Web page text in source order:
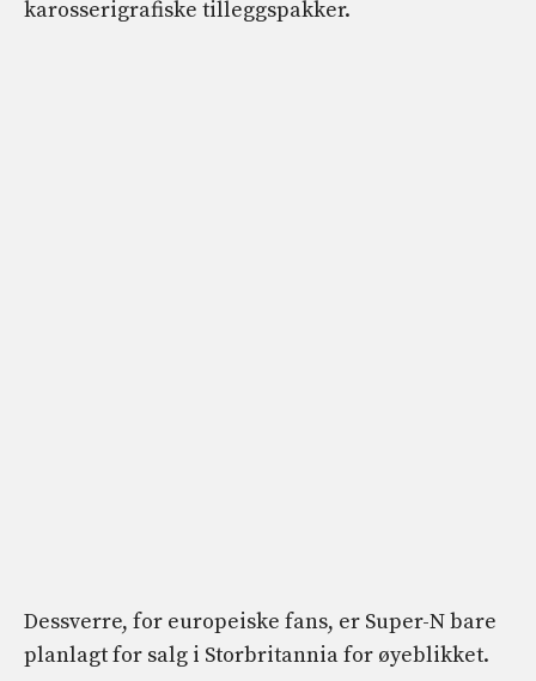
karosserigrafiske tilleggspakker.
Dessverre, for europeiske fans, er Super-N bare
planlagt for salg i Storbritannia for øyeblikket.